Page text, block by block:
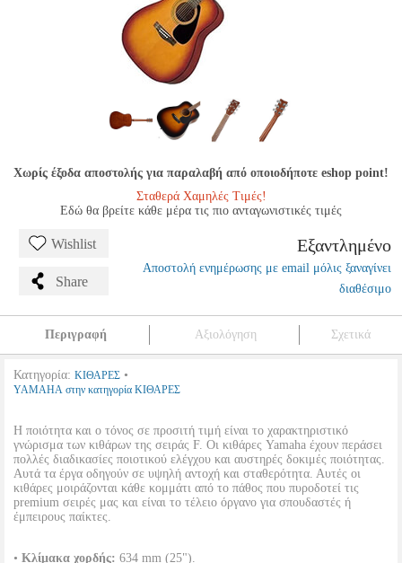
Χωρίς έξοδα αποστολής για παραλαβή από οποιοδήποτε eshop point!
Σταθερά Χαμηλές Τιμές!
Εδώ θα βρείτε κάθε μέρα τις πιο ανταγωνιστικές τιμές
Wishlist
Share
Εξαντλημένο
Αποστολή ενημέρωσης με email μόλις ξαναγίνει
διαθέσιμο
Περιγραφή Αξιολόγηση Σχετικά
Κατηγορία: ΚΙΘΑΡΕΣ •
YAMAHA στην κατηγορία ΚΙΘΑΡΕΣ
Η ποιότητα και ο τόνος σε προσιτή τιμή είναι το χαρακτηριστικό
γνώρισμα των κιθάρων της σειράς F. Οι κιθάρες Yamaha έχουν περάσει
πολλές διαδικασίες ποιοτικού ελέγχου και αυστηρές δοκιμές ποιότητας.
Αυτά τα έργα οδηγούν σε υψηλή αντοχή και σταθερότητα. Αυτές οι
κιθάρες μοιράζονται κάθε κομμάτι από το πάθος που πυροδοτεί τις
premium σειρές μας και είναι το τέλειο όργανο για σπουδαστές ή
έμπειρους παίκτες.
• Κλίμακα χορδής: 634 mm (25").